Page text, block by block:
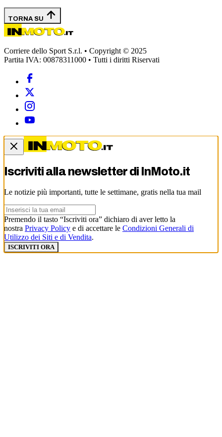
TORNA SU
Corriere dello Sport S.r.l. • Copyright © 2025
Partita IVA: 00878311000 • Tutti i diritti Riservati
Iscriviti alla newsletter di InMoto.it
Le notizie più importanti, tutte le settimane, gratis nella tua mail
Premendo il tasto “Iscriviti ora” dichiaro di aver letto la
nostra Privacy Policy e di accettare le Condizioni Generali di
Utilizzo dei Siti e di Vendita.
ISCRIVITI ORA